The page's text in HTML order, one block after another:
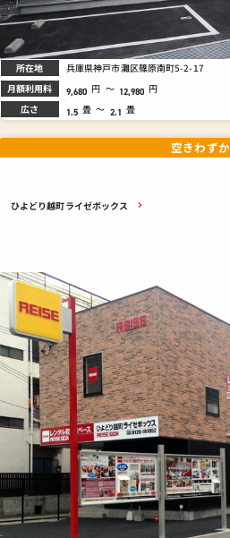
所在地 兵庫県神戸市灘区篠原南町5-2-17
月額利用料 9,680 円 ～ 12,980 円
広さ 1.5 畳 ～ 2.1 畳
ひよどり越町ライゼボックス
空きわずか